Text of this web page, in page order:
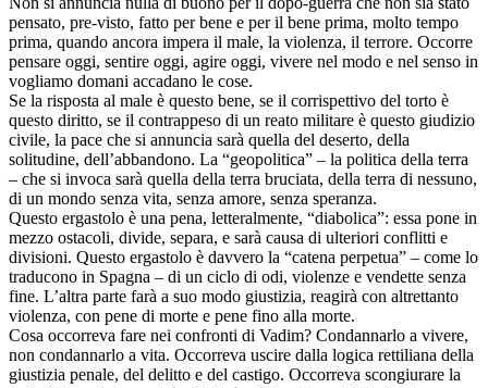
pensato, pre-visto, fatto per bene e per il bene prima, molto tempo
prima, quando ancora impera il male, la violenza, il terrore. Occorre
pensare oggi, sentire oggi, agire oggi, vivere nel modo e nel senso in
vogliamo domani accadano le cose.
Se la risposta al male è questo bene, se il corrispettivo del torto è
questo diritto, se il contrappeso di un reato militare è questo giudizio
civile, la pace che si annuncia sarà quella del deserto, della
solitudine, dell’abbandono. La “geopolitica” – la politica della terra
– che si invoca sarà quella della terra bruciata, della terra di nessuno,
di un mondo senza vita, senza amore, senza speranza.
Questo ergastolo è una pena, letteralmente, “diabolica”: essa pone in
mezzo ostacoli, divide, separa, e sarà causa di ulteriori conflitti e
divisioni. Questo ergastolo è davvero la “catena perpetua” – come lo
traducono in Spagna – di un ciclo di odi, violenze e vendette senza
fine. L’altra parte farà a suo modo giustizia, reagirà con altrettanto
violenza, con pene di morte e pene fino alla morte.
Cosa occorreva fare nei confronti di Vadim? Condannarlo a vivere,
non condannarlo a vita. Occorreva uscire dalla logica rettiliana della
giustizia penale, del delitto e del castigo. Occorreva scongiurare la